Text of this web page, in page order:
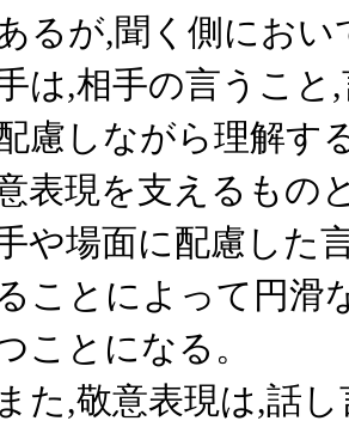
るが,聞く側にお
は,相手の言うこ
慮しながら理解す
表現を支えるもの
や場面に配慮した
ことによって円滑
ことになる。
た,敬意表現は,話し